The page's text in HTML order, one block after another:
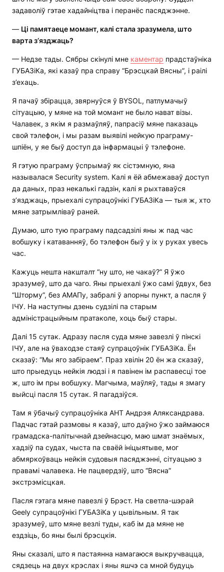
задаволіў гэтае хадайніцтва і перанёс пасяджэнне.
— Ці памятаеце момант, калі стала зразумела, што
варта з’язджаць?
— Недзе тады. Сябры скінулі мне каментар прадстаўніка
ГУБАЗіКа, які казаў пра справу “Брэсцкай Вясны”, і раілі
з’ехаць.
Я пачаў збірацца, звярнуўся ў BYSOL, патлумачыў
сітуацыю, у мяне на той момант не было нават візы.
Чалавек, з якім я размаўляў, папрасіў мяне паказаць
свой тэлефон, і мы разам выявілі нейкую праграму-
шпіён, у яе быў доступ да інфармацыі ў тэлефоне.
Я гэтую праграму ўспрымаў як сістэмную, яна
называлася Security system. Калі я ёй абмежаваў доступ
да даных, праз некалькі гадзін, калі я рыхтаваўся
з’язджаць, прыехалі супрацоўнікі ГУБАЗіКа — тыя ж, хто
мяне затрымліваў раней.
Думаю, што тую праграму падсадзілі яны ж пад час
вобшуку і катаванняў, бо тэлефон быў у іх у руках увесь
час.
Кажуць нешта накшталт “ну што, не чакаў?” Я ўжо
зразумеў, што да чаго. Яны прыехалі ўжо самі ўдвух, без
“Шторму”, без АМАПу, забралі ў апорны пункт, а пасля ў
ІЧУ. На наступны дзень судзілі па старым
адміністрацыйным пратаколе, хоць быў стары.
Далі 15 сутак. Адразу пасля суда мяне завезлі ў пінскі
ІЧУ, але на ўваходзе стаяў супрацоўнік ГУБАЗіКа. Ён
сказаў: “Мы яго забіраем”. Праз хвілін 20 ён жа сказаў,
што прыедуць нейкія людзі і я павінен ім распавесці тое
ж, што ім пры вобшуку. Магчыма, маўляў, тады я змагу
выйсці пасля 15 сутак. Я пагадзіўся.
Там я ўбачыў супрацоўніка АНТ Андрэя Аляксандрава.
Падчас гэтай размовы я казаў, што даўно ўжо займаюся
грамадска-палітычнай дзейнасцю, маю шмат знаёмых,
хадзіў па судах, чыста па сваёй ініцыятыве, мог
абмяркоўваць нейкія судовыя пасяджэнні, сітуацыю з
правамі чалавека. Не пацвердзіў, што “Вясна”
экстрэмісцкая.
Пасля гэтага мяне павезлі ў Брэст. На светла-шэрай
Geely супрацоўнікі ГУБАЗіКа у цывільным. Я так
зразумеў, што мяне везлі туды, каб ім да мяне не
ездзіць, бо яны былі брэсцкія.
Яны сказалі, што я пастаянна намагаюся выкручвацца,
сядзець на двух крэслах і яны яшчэ са мной будуць